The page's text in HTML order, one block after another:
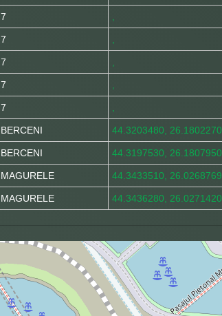
7
7
7
7
7
BERCENI 44.3203480, 26.1802270
BERCENI 44.3197530, 26.1807950
MAGURELE 44.3433510, 26.0268769
MAGURELE 44.3436280, 26.0271420